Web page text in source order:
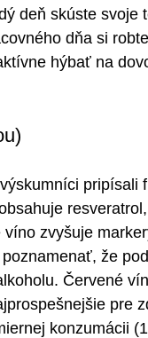
deň skúste svoje
dňa si
hýbať na
pripísali
zvyšuje
že
Červené
pre
konzumácii